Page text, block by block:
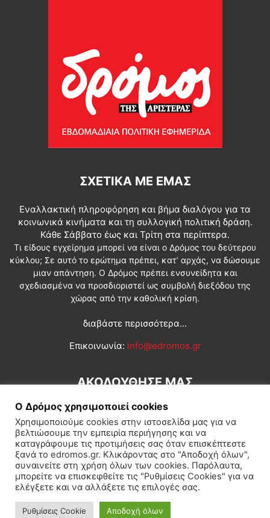
ΣΧΕΤΙΚΆ ΜΕ ΕΜΆΣ
Εναλλακτική πληροφόρηση και βήμα διαλόγου για τα
κοινωνικά κινήματα και τη συλλογική πολιτική δράση.
Κάθε Σάββατο έως και Τρίτη στα περίπτερα.
Τι είδους εγχείρημα μπορεί να είναι ο Δρόμος του δεύτερου
κύκλου; Σε αυτό το ερώτημα πρέπει, κατ’ αρχάς, να δώσουμε
μιαν απάντηση. Ο Δρόμος πρέπει ενσυνείδητα και
σχεδιασμένα να προσδιοριστεί ως συμβολή διεξόδου της
χώρας από την καθολική κρίση.
διαβάστε περισσότερα...
Επικοινωνία: info@edromos.gr
ΑΚΟΛΟΥΘΗΣΕ ΜΑΣ
Εγγραφή συνδρομητή Πολιτική Διεθνή Κοινωνία
Πολιτισμός Αφιερώματα
Ο Δρόμος χρησιμοποιεί cookies
Χρησιμοποιούμε cookies στην ιστοσελίδα μας για να
βελτιώσουμε την εμπειρία περιήγησης και να
καταγράφουμε τις προτιμήσεις σας όταν επισκέπτεστε
ξανά το edromos.gr. Κλικάροντας στο "Αποδοχή όλων",
συναινείτε στη χρήση όλων των cookies. Παρόλαυτα,
μπορείτε να επισκεφθείτε τις "Ρυθμίσεις Cookies" για να
ελέγξετε και να αλλάξετε τις επιλογές σας.
Ρυθμίσεις Cookie Αποδοχή όλων